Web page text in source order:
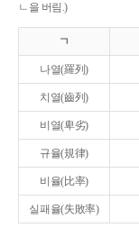
ㄴ을 버림.)
ㄱ
나열(羅列)
치열(齒列)
비열(卑劣)
규율(規律)
비율(比率)
실패율(失敗率)